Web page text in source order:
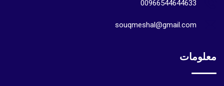
00966544644633
souqmeshal@gmail.com
معلومات